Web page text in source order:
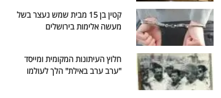
קטין בן 15 מבית שמש נעצר בשל
מעשה אלימות בירושלים
חלוץ העיתונות המקומית ומייסד
"ערב ערב באילת" הלך לעולמו